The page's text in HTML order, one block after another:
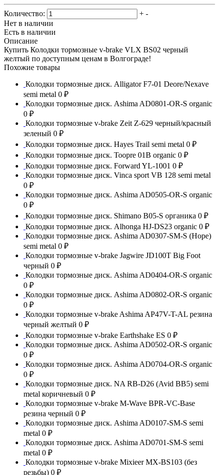
Количество: + -
Нет в наличии
Есть в наличии
Описание
Купить Колодки тормозные v-brake VLX BS02 черный
желтый по доступным ценам в Волгограде!
Похожие товары
Колодки тормозные диск. Alligator F7-01 Deore/Nexave
semi metal 0 ₽
Колодки тормозные диск. Ashima AD0801-OR-S organic
0 ₽
Колодки тормозные v-brake Zeit Z-629 черный/красный
зеленый 0 ₽
Колодки тормозные диск. Hayes Trail semi metal 0 ₽
Колодки тормозные диск. Toopre 01B organic 0 ₽
Колодки тормозные диск. Forward YL-1001 0 ₽
Колодки тормозные диск. Vinca sport VB 128 semi metal
0 ₽
Колодки тормозные диск. Ashima AD0505-OR-S organic
0 ₽
Колодки тормозные диск. Shimano B05-S органика 0 ₽
Колодки тормозные диск. Alhonga HJ-DS23 organic 0 ₽
Колодки тормозные диск. Ashima AD0307-SM-S (Hope)
semi metal 0 ₽
Колодки тормозные v-brake Jagwire JD100T Big Foot
черный 0 ₽
Колодки тормозные диск. Ashima AD0404-OR-S organic
0 ₽
Колодки тормозные диск. Ashima AD0802-OR-S organic
0 ₽
Колодки тормозные v-brake Ashima AP47V-T-AL резина
черный желтый 0 ₽
Колодки тормозные v-brake Earthshake ES 0 ₽
Колодки тормозные диск. Ashima AD0502-OR-S organic
0 ₽
Колодки тормозные диск. Ashima AD0704-OR-S organic
0 ₽
Колодки тормозные диск. NA RB-D26 (Avid BB5) semi
metal коричневый 0 ₽
Колодки тормозные v-brake M-Wave BPR-VC-Base
резина черный 0 ₽
Колодки тормозные диск. Ashima AD0107-SM-S semi
metal 0 ₽
Колодки тормозные диск. Ashima AD0701-SM-S semi
metal 0 ₽
Колодки тормозные v-brake Mixieer MX-BS103 (без
резьбы) 0 ₽